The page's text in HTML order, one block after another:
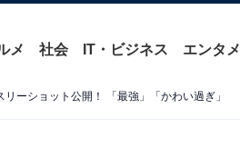
メ 社会 IT・ビジネス エンタメ
ーショット公開！ 「最強」「かわい過ぎ」